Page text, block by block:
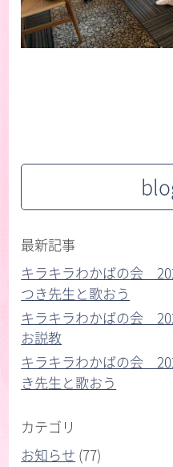
最新記事
キラキラわかばの会
つき先生と歌おう
キラキラわかばの会
お説教
キラキラわかばの会
き先生と歌おう
カテゴリ
お知らせ (77)